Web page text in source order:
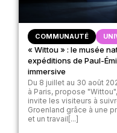
COMMUNAUTÉ
« Wittou » : le musée
expéditions de Paul-
immersive
Du 8 juillet au 30 août
à Paris, propose
invite les visiteurs à
Groenland grâce à une
et un travail[...]